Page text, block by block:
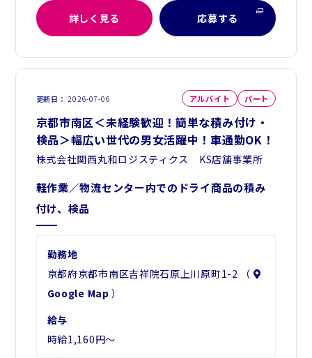
詳しく見る 応募する
更新日 2026-07-06 アルバイト パート
京都市南区＜未経験歓迎！簡単な積み付け・
検品＞幅広い世代の男女活躍中！車通勤OK！
株式会社関西丸和ロジスティクス KS店舗事業所
軽作業／物流センター内でのドライ商品の積み
付け、検品
勤務地
京都府京都市南区吉祥院石原上川原町1-2 （
Google Map ）
給与
時給1,160円～